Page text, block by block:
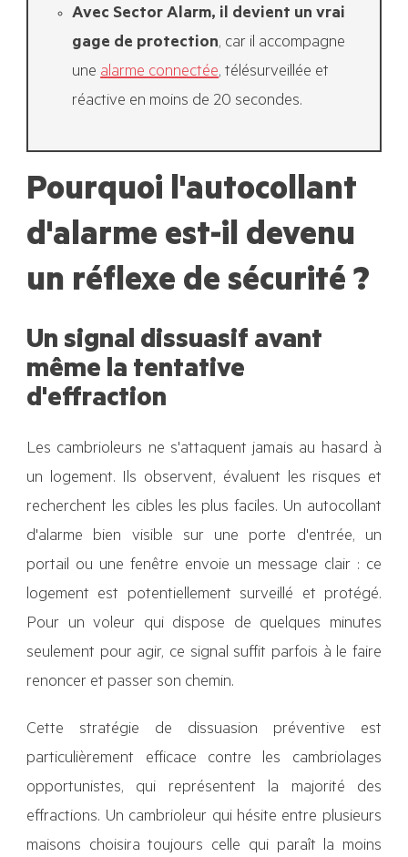
Avec Sector Alarm, il devient un vrai
gage de protection, car il accompagne
unealarme connectée, télésurveillée et
réactive en moins de 20 secondes.
Pourquoi l'autocollant
d'alarme est-il devenu
un réflexe de sécurité ?
Un signal dissuasif avant
même la tentative
d'effraction
Les cambrioleurs ne s'attaquent jamais au hasard à
un logement. Ils observent, évaluent les risques et
recherchent les cibles les plus faciles. Un autocollant
d'alarme bien visible sur une porte d'entrée, un
portail ou une fenêtre envoie un message clair : ce
logement est potentiellement surveillé et protégé.
Pour un voleur qui dispose de quelques minutes
seulement pour agir, ce signal suffit parfois à le faire
renoncer et passer son chemin.
Cette stratégie de dissuasion préventive est
particulièrement efficace contre les cambriolages
opportunistes, qui représentent la majorité des
effractions. Un cambrioleur qui hésite entre plusieurs
maisons choisira toujours celle qui paraît la moins